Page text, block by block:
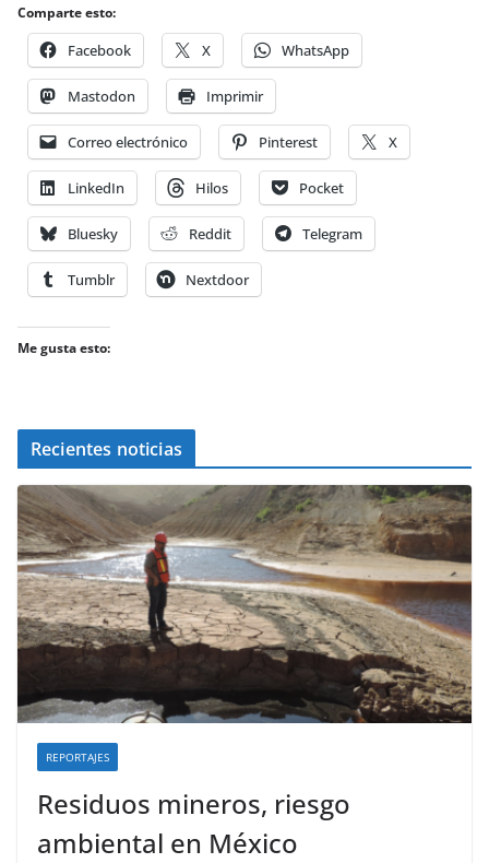
Comparte esto:
Facebook X WhatsApp
Mastodon Imprimir
Correo electrónico Pinterest X
LinkedIn Hilos Pocket
Bluesky Reddit Telegram
Tumblr Nextdoor
Me gusta esto:
Recientes noticias
REPORTAJES
Residuos mineros, riesgo
ambiental en México